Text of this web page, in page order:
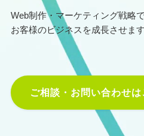
Web制作・マーケティング戦略
お客様のビジネスを成長させます
ご相談・お問い合わせは